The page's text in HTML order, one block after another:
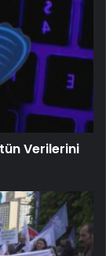
Verilerini